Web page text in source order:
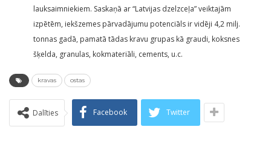
lauksaimniekiem. Saskaņā ar “Latvijas dzelzceļa” veiktajām
izpētēm, iekšzemes pārvadājumu potenciāls ir vidēji 4,2 milj.
tonnas gadā, pamatā tādas kravu grupas kā graudi, koksnes
šķelda, granulas, kokmateriāli, cements, u.c.
kravas ostas
Dalīties Facebook Twitter